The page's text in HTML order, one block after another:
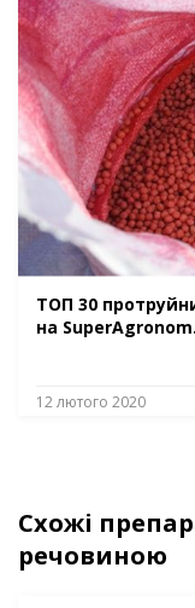
ТОП 30
на
12 лютого 2020
Схожі
речовиною